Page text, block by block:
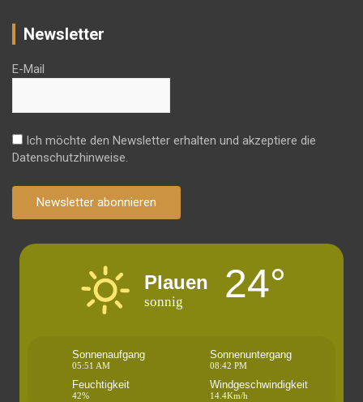
Newsletter
E-Mail
Ich möchte den Newsletter erhalten und akzeptiere die
Datenschutzhinweise.
Newsletter abonnieren
Plauen
sonnig 24°
Sonnenaufgang
05:51 AM
Sonnenuntergang
08:42 PM
Feuchtigkeit
42%
Windgeschwindigkeit
14.4Km/h